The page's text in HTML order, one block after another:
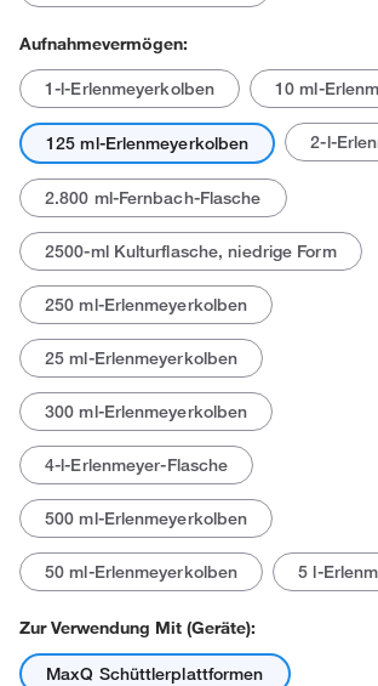
Aufnahmevermögen:
1-l-Erlenmeyerkolben 10 ml-
125 ml-Erlenmeyerkolben 2-l-
2.800 ml-Fernbach-Flasche
2500-ml Kulturflasche, niedrige Form
250 ml-Erlenmeyerkolben
25 ml-Erlenmeyerkolben
300 ml-Erlenmeyerkolben
4-l-Erlenmeyer-Flasche
500 ml-Erlenmeyerkolben
50 ml-Erlenmeyerkolben 5 l-
Zur Verwendung Mit (Geräte):
MaxQ Schüttlerplattformen